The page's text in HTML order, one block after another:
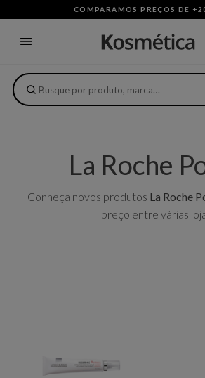
COMPARAMOS PREÇOS DE
La Roche
Conheça novos produtos La Roche
preço entre várias